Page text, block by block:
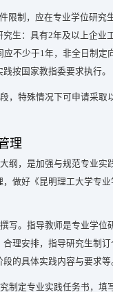
限制，应在专业学位研究
生：具有2年及以上企业
不少于1年，非全日制定
按国家教指委要求执行。
，特殊情况下可申请采取
理
纲，是加强与规范专业实
做好《昆明理工大学专
写。指导教师是专业学位
理安排，指导研究生制
的具体实践内容与要求等
制定专业实践任务书，填